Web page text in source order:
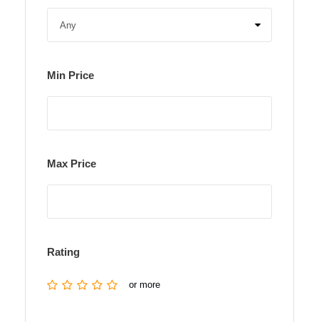
Min Price
Max Price
Rating
or more